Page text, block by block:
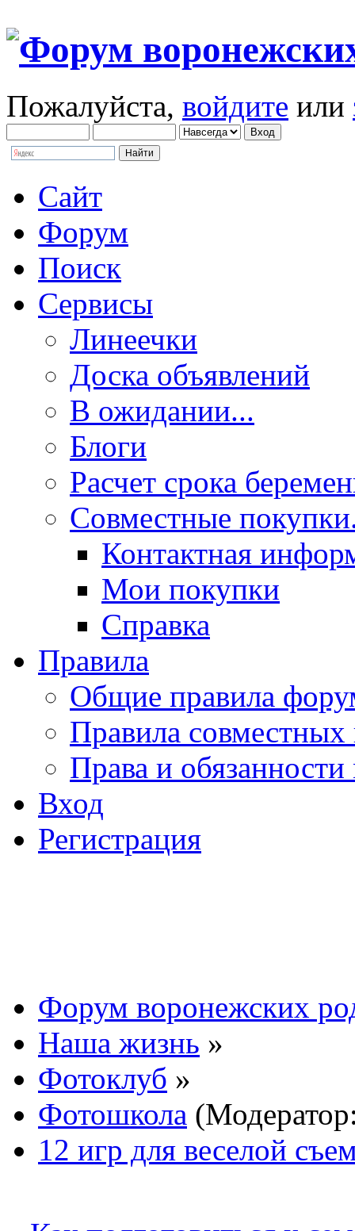
Пожалуйста, войдите или
Сайт
Форум
Поиск
Сервисы
Линеечки
Доска объявлений
В ожидании...
Блоги
Расчет срока
Совместные
Контактная
Мои покупки
Справка
Правила
Общие правила
Правила совместных
Права и
Вход
Регистрация
Форум воронежских
Наша жизнь »
Фотоклуб »
Фотошкола
12 игр для веселой